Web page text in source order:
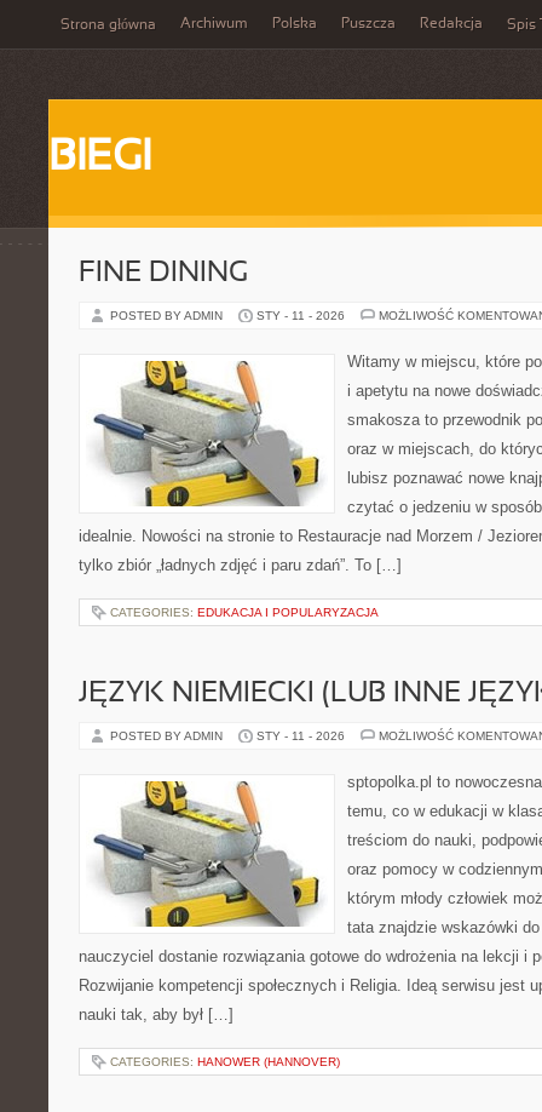
Strona główna Archiwum Polska Puszcza Redakcja Spis
BIEGI
FINE DINING
POSTED BY ADMIN STY - 11 - 2026 MOŻLIWOŚĆ
Witamy w miejscu, które
i apetytu na nowe
smakosza to przewodnik
oraz w miejscach, do
lubisz poznawać nowe
czytać o jedzeniu w
idealnie. Nowości na stronie to Restauracje nad Morzem /
tylko zbiór „ładnych zdjęć i paru zdań”. To […]
CATEGORIES: EDUKACJA I POPULARYZACJA
JĘZYK NIEMIECKI (LUB INNE
POSTED BY ADMIN STY - 11 - 2026 MOŻLIWOŚĆ
sptopolka.pl to
temu, co w edukacji w
treściom do nauki,
oraz pomocy w
którym młody człowiek
tata znajdzie wskazówki
nauczyciel dostanie rozwiązania gotowe do wdrożenia na lekcji i
Rozwijanie kompetencji społecznych i Religia. Ideą serwisu jest
nauki tak, aby był […]
CATEGORIES: HANOWER (HANNOVER)